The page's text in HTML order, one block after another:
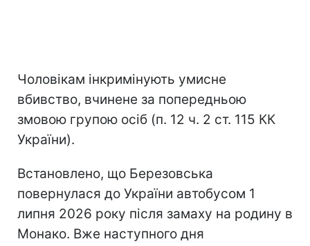
Чоловікам інкримінують умисне
вбивство, вчинене за попередньою
змовою групою осіб (п. 12 ч. 2 ст. 115 КК
України).
Встановлено, що Березовська
повернулася до України автобусом 1
липня 2026 року після замаху на родину в
Монако. Вже наступного дня